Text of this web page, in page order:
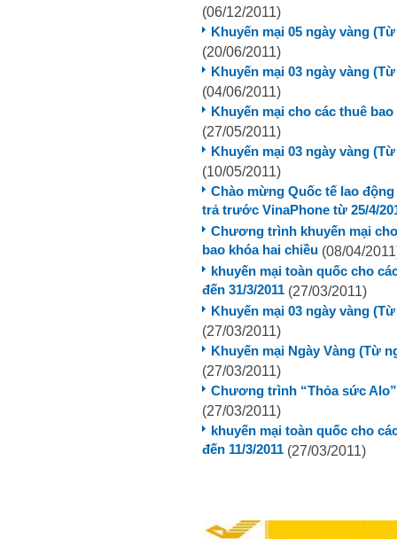
(06/12/2011)
Khuyến mại 05 ngày vàng
(20/06/2011)
Khuyến mại 03 ngày vàng
(04/06/2011)
Khuyến mại cho các thuê
(27/05/2011)
Khuyến mại 03 ngày vàng
(10/05/2011)
Chào mừng Quốc tế lao
trả trước VinaPhone từ 25/4/
Chương trình khuyến mại
bao khóa hai chiều (08/04/
khuyến mại toàn quốc cho
đến 31/3/2011 (27/03/2011)
Khuyến mại 03 ngày vàng
(27/03/2011)
Khuyến mại Ngày Vàng (Từ
(27/03/2011)
Chương trình “Thỏa sức
(27/03/2011)
khuyến mại toàn quốc cho
đến 11/3/2011 (27/03/2011)